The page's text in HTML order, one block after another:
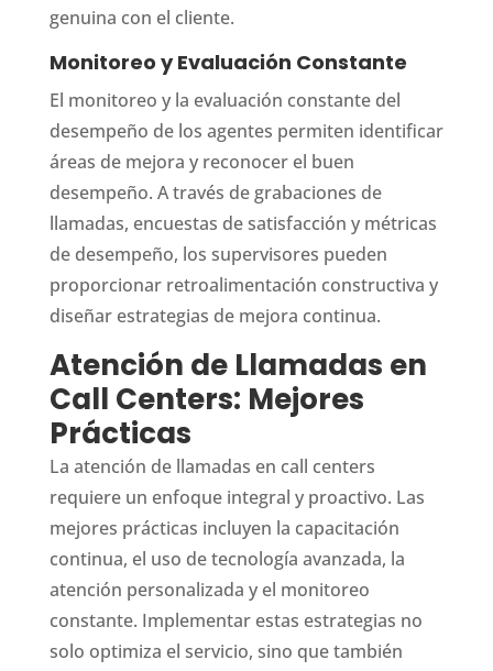
genuina con el cliente.
Monitoreo y Evaluación Constante
El monitoreo y la evaluación constante del
desempeño de los agentes permiten identificar
áreas de mejora y reconocer el buen
desempeño. A través de grabaciones de
llamadas, encuestas de satisfacción y métricas
de desempeño, los supervisores pueden
proporcionar retroalimentación constructiva y
diseñar estrategias de mejora continua.
Atención de Llamadas en
Call Centers: Mejores
Prácticas
La atención de llamadas en call centers
requiere un enfoque integral y proactivo. Las
mejores prácticas incluyen la capacitación
continua, el uso de tecnología avanzada, la
atención personalizada y el monitoreo
constante. Implementar estas estrategias no
solo optimiza el servicio, sino que también